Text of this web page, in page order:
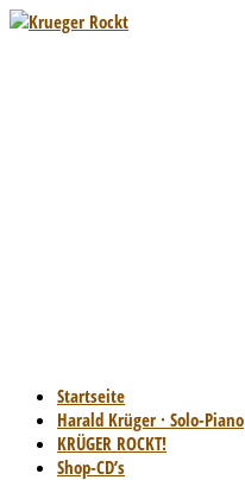
Startseite
Harald Krüger · Solo-Piano
KRÜGER ROCKT!
Shop-CD’s